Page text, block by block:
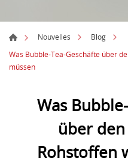
Nouvelles
Blog
Was Bubble-Tea-Geschäfte über
müssen
Was
über
Rohstoffen